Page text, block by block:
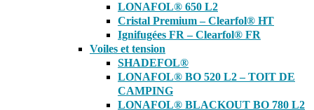
LONAFOL® 650 L2
Cristal Premium – Clearfol® HT
Ignifugées FR – Clearfol® FR
Voiles et tension
SHADEFOL®
LONAFOL® BO 520 L2 – TOIT DE
CAMPING
LONAFOL® BLACKOUT BO 780 L2